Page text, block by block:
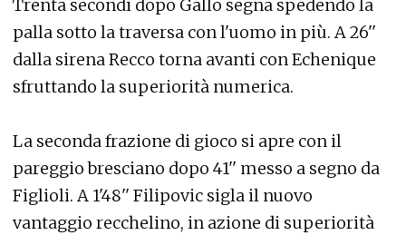
Trenta secondi dopo Gallo segna spedendo la
palla sotto la traversa con l'uomo in più. A 26''
dalla sirena Recco torna avanti con Echenique
sfruttando la superiorità numerica.
La seconda frazione di gioco si apre con il
pareggio bresciano dopo 41'' messo a segno da
Figlioli. A 1'48'' Filipovic sigla il nuovo
vantaggio recchelino, in azione di superiorità